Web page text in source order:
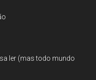
ler (mas todo mundo